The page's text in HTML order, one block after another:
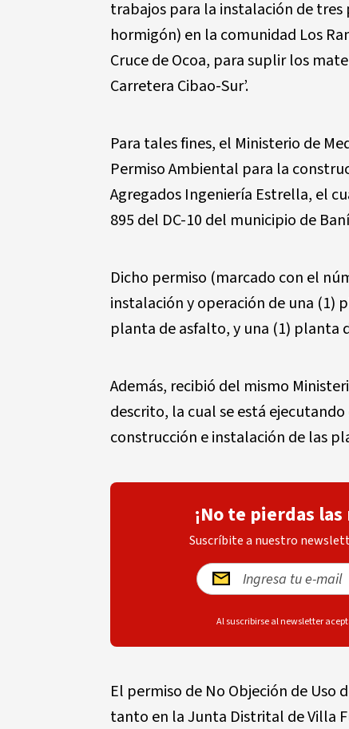
trabajos para la instalación de
hormigón) en la comunidad Los
Cruce de Ocoa, para suplir los
Carretera Cibao-Sur’.
Para tales fines, el Ministerio de
Permiso Ambiental para la
Agregados Ingeniería Estrella, el
895 del DC-10 del municipio de
Dicho permiso (marcado con el
instalación y operación de una (1)
planta de asfalto, y una (1) planta
Además, recibió del mismo
descrito, la cual se está
construcción e instalación de las
¡No te pierdas
Suscríbite a nuestro
Al suscribirse al newsletter
El permiso de No Objeción de Uso
tanto en la Junta Distrital de Villa